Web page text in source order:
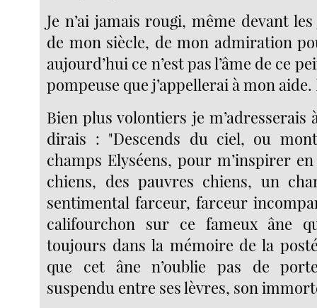
Je n’ai jamais rougi, même devant
de mon siècle, de mon admiration
aujourd’hui ce n’est pas l’âme de ce
pompeuse que j’appellerai à mon
Bien plus volontiers je m’adresserais
dirais : "Descends du ciel, ou
champs Elyséens, pour m’inspirer
chiens, des pauvres chiens, un
sentimental farceur, farceur
califourchon sur ce fameux âne
toujours dans la mémoire de la
que cet âne n’oublie pas de
suspendu entre ses lèvres, son